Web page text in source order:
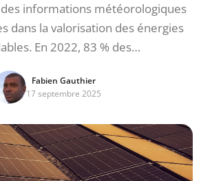
des informations météorologiques
dans la valorisation des énergies
En 2022, 83 % des…
Fabien Gauthier
17 septembre 2025